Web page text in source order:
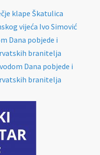
klape Škatulica
vijeća Ivo Simović
Dana pobjede i
branitelja
Dana pobjede i
branitelja